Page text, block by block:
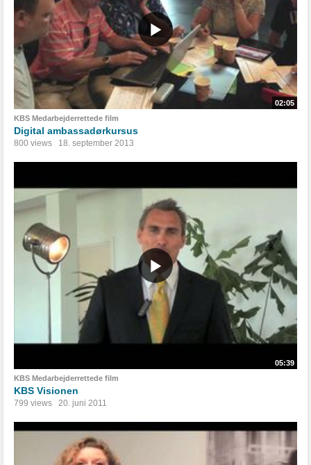
02:05
KBS Medarbejderrettede film
Digital ambassadørkursus
800 views 18. september 2013
05:39
KBS Medarbejderrettede film
KBS Visionen
799 views 20. juni 2011